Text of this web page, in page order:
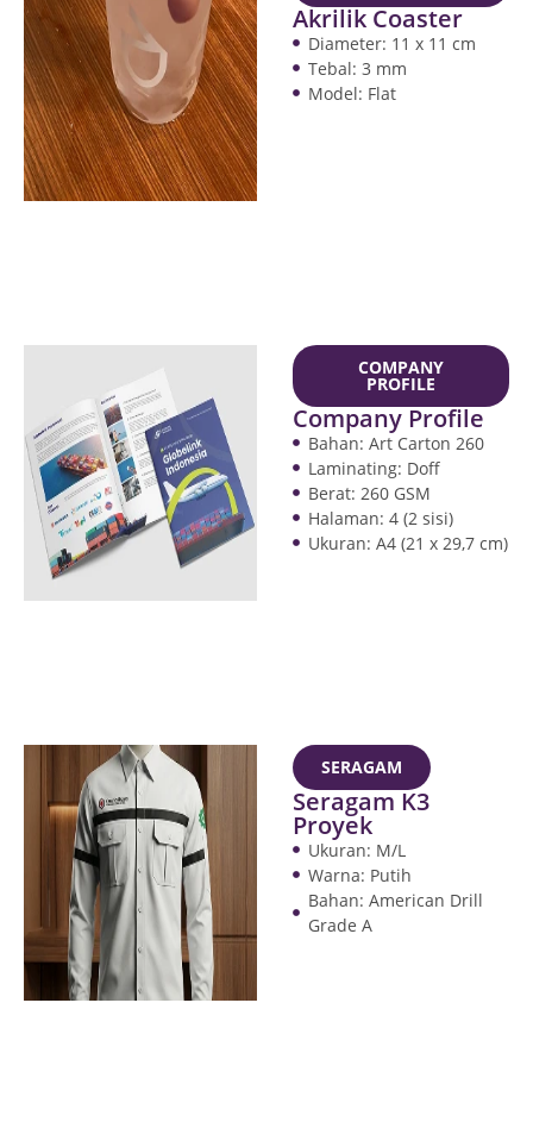
Akrilik Coaster
Diameter: 11 x 11 cm
Tebal: 3 mm
Model: Flat
COMPANY
PROFILE
Company Profile
Bahan: Art Carton 260
Laminating: Doff
Berat: 260 GSM
Halaman: 4 (2 sisi)
Ukuran: A4 (21 x 29,7 cm)
SERAGAM
Seragam K3
Proyek
Ukuran: M/L
Warna: Putih
Bahan: American Drill
Grade A